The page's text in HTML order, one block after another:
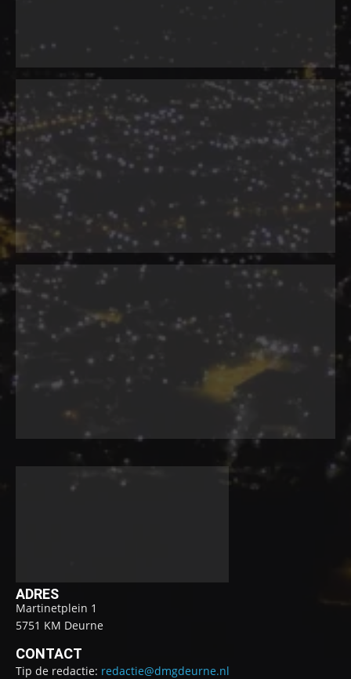
ADRES
Martinetplein 1
5751 KM Deurne
CONTACT
Tip de redactie: redactie@dmgdeurne.nl